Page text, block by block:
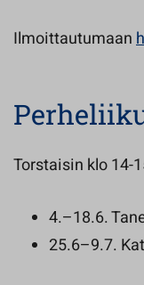
Ilmoittautumaan
Torstaisin klo 14-
4.–18.6.
25.6–9.7.